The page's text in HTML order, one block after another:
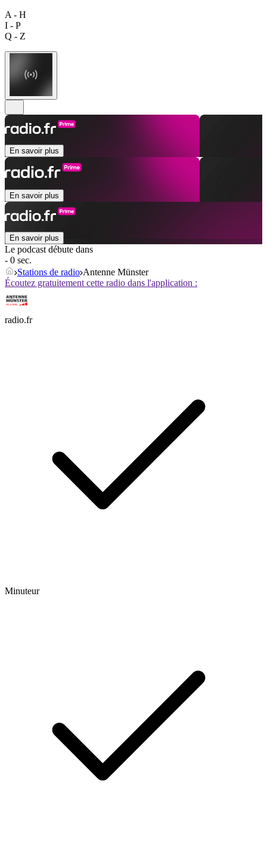
A - H
I - P
Q - Z
En savoir plus
En savoir plus
En savoir plus
Le podcast débute dans
- 0 sec.
Stations de radio Antenne Münster
Écoutez gratuitement cette radio dans l'application :
radio.fr
Minuteur